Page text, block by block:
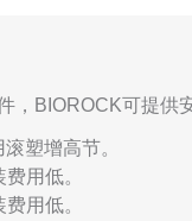
BIOROCK可提供安
塑增高节。
用低。
用低。